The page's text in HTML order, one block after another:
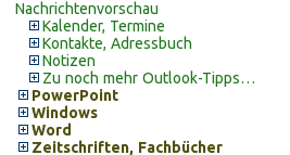
Nachrichtenvorschau
Kalender, Termine
Kontakte, Adressbuch
Notizen
Zu noch mehr Outlook-Tipps…
PowerPoint
Windows
Word
Zeitschriften, Fachbücher